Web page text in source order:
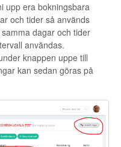
upp era bokningsbara
och tider så används
dagar och tider
användas.
knappen uppe till
kan sedan göras på